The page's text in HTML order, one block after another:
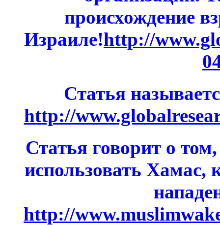
происхождение
Израиле!http://
Статья
http://
Статья говорит о
использовать Хамас,
http://